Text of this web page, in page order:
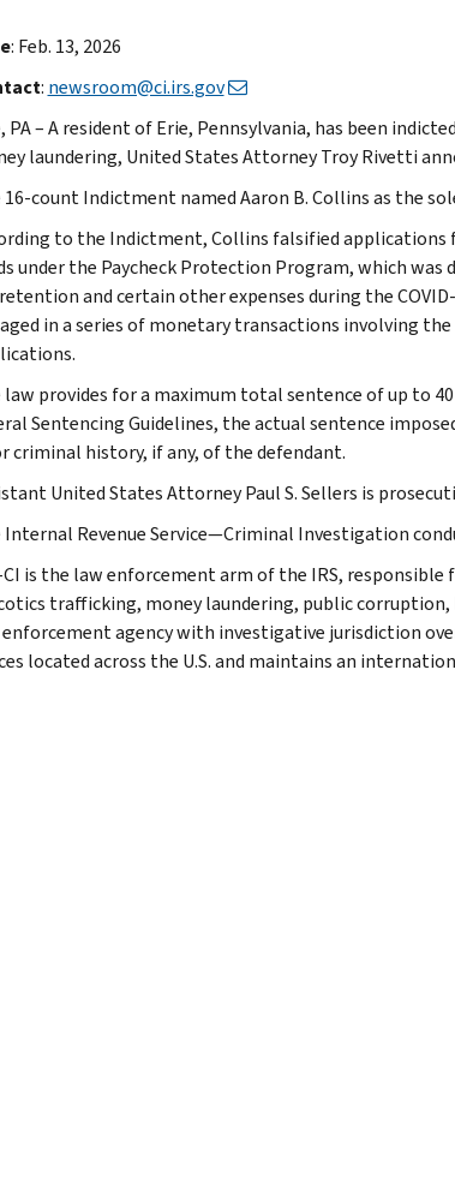
: Feb. 13, 2026
: newsroom@ci.irs.gov
PA – A resident of Erie, Pennsylvania, has been
laundering, United States Attorney Troy Rivetti
16-count Indictment named Aaron B. Collins as the
to the Indictment, Collins falsified applications
under the Paycheck Protection Program, which
and certain other expenses during the
in a series of monetary transactions involving
law provides for a maximum total sentence of up to
Sentencing Guidelines, the actual sentence
criminal history, if any, of the defendant.
United States Attorney Paul S. Sellers is
Internal Revenue Service—Criminal Investigation
CI is the law enforcement arm of the IRS,
trafficking, money laundering, public
agency with investigative jurisdiction
located across the U.S. and maintains an